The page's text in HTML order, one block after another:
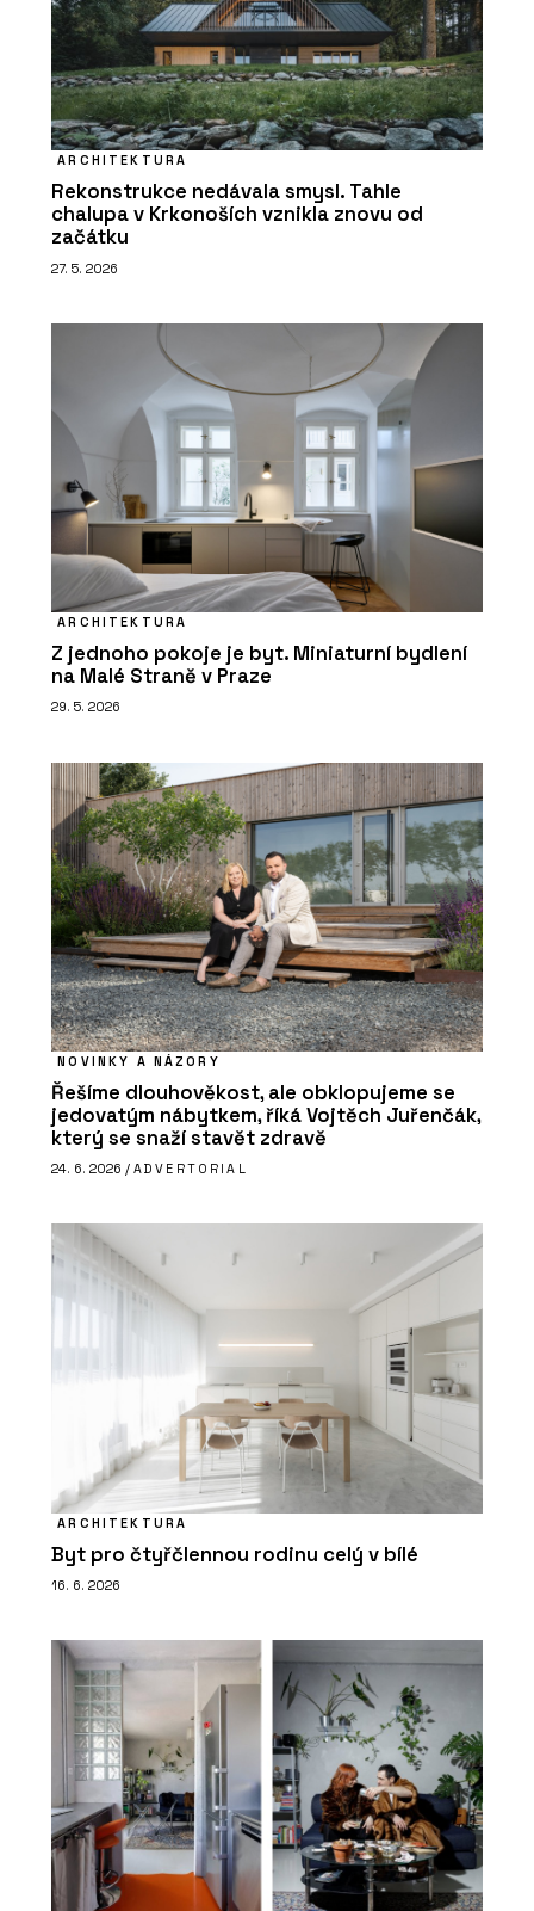
ARCHITEKTURA
Rekonstrukce nedávala smysl. Tahle
chalupa v Krkonoších vznikla znovu od
začátku
27. 5. 2026
ARCHITEKTURA
Z jednoho pokoje je byt. Miniaturní bydlení
na Malé Straně v Praze
29. 5. 2026
NOVINKY A NÁZORY
Řešíme dlouhověkost, ale obklopujeme se
jedovatým nábytkem, říká Vojtěch Juřenčák,
který se snaží stavět zdravě
24. 6. 2026 / ADVERTORIAL
ARCHITEKTURA
Byt pro čtyřčlennou rodinu celý v bílé
16. 6. 2026